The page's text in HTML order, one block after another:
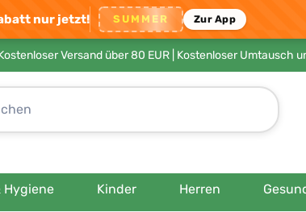
nur jetzt! SUMMER Zur App
Versand über 80 EUR | Kostenloser Umtausch
Hygiene Kinder Herren